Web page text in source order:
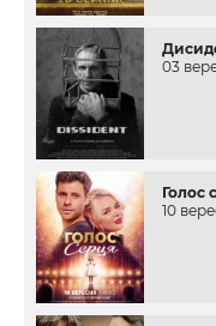
03
Голос
10